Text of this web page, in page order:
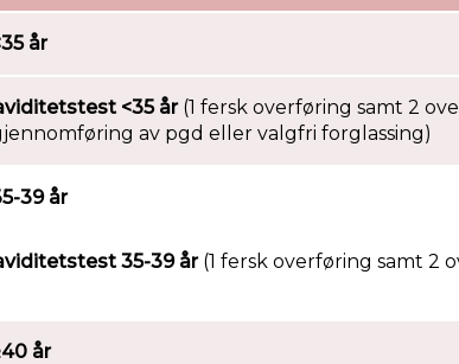
år
<35 år(1 fersk overføring samt 2
av pgd eller valgfri forglassing)
39 år
35-39 år(1 fersk overføring samt 2
år